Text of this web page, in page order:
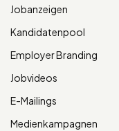
Jobanzeigen
Kandidatenpool
Employer Branding
Jobvideos
E-Mailings
Medienkampagnen